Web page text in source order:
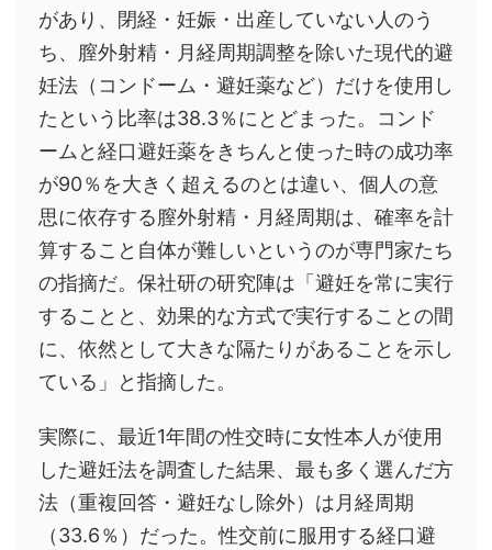
があり、閉経・妊娠・出産していない人のう
ち、膣外射精・月経周期調整を除いた現代的避
妊法（コンドーム・避妊薬など）だけを使用し
たという比率は38.3％にとどまった。コンド
ームと経口避妊薬をきちんと使った時の成功率
が90％を大きく超えるのとは違い、個人の意
思に依存する膣外射精・月経周期は、確率を計
算すること自体が難しいというのが専門家たち
の指摘だ。保社研の研究陣は「避妊を常に実行
することと、効果的な方式で実行することの間
に、依然として大きな隔たりがあることを示し
ている」と指摘した。
実際に、最近1年間の性交時に女性本人が使用
した避妊法を調査した結果、最も多く選んだ方
法（重複回答・避妊なし除外）は月経周期
（33.6％）だった。性交前に服用する経口避